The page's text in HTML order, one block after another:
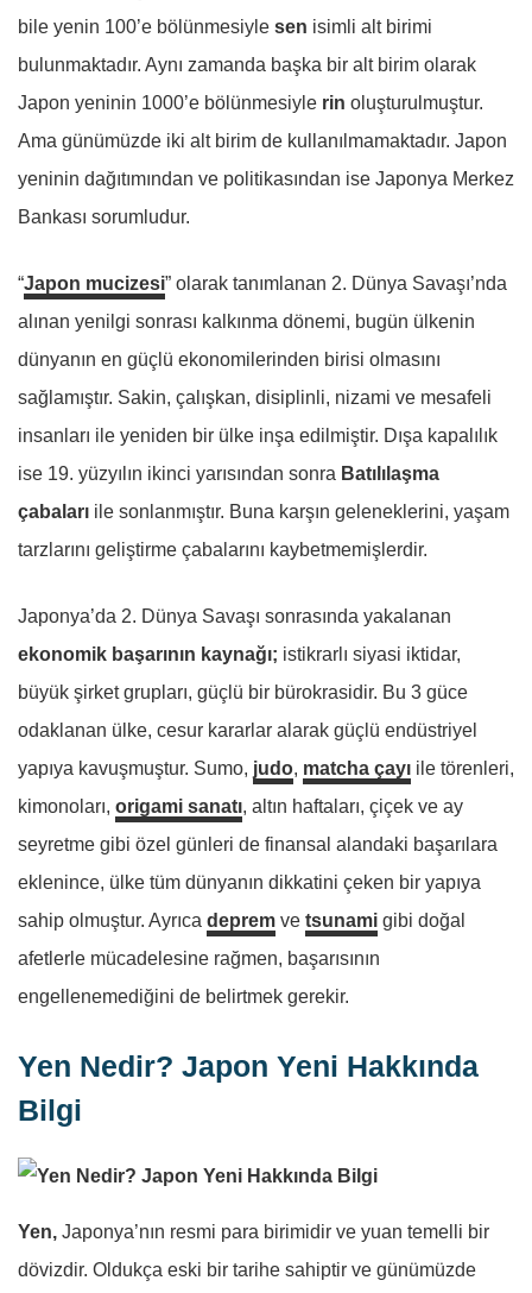
bile yenin 100’e bölünmesiyle sen isimli alt birimi
bulunmaktadır. Aynı zamanda başka bir alt birim olarak
Japon yeninin 1000’e bölünmesiyle rin oluşturulmuştur.
Ama günümüzde iki alt birim de kullanılmamaktadır. Japon
yeninin dağıtımından ve politikasından ise Japonya Merkez
Bankası sorumludur.
“Japon mucizesi” olarak tanımlanan 2. Dünya Savaşı’nda
alınan yenilgi sonrası kalkınma dönemi, bugün ülkenin
dünyanın en güçlü ekonomilerinden birisi olmasını
sağlamıştır. Sakin, çalışkan, disiplinli, nizami ve mesafeli
insanları ile yeniden bir ülke inşa edilmiştir. Dışa kapalılık
ise 19. yüzyılın ikinci yarısından sonra Batılılaşma
çabaları ile sonlanmıştır. Buna karşın geleneklerini, yaşam
tarzlarını geliştirme çabalarını kaybetmemişlerdir.
Japonya’da 2. Dünya Savaşı sonrasında yakalanan
ekonomik başarının kaynağı; istikrarlı siyasi iktidar,
büyük şirket grupları, güçlü bir bürokrasidir. Bu 3 güce
odaklanan ülke, cesur kararlar alarak güçlü endüstriyel
yapıya kavuşmuştur. Sumo, judo, matcha çayı ile törenleri,
kimonoları, origami sanatı, altın haftaları, çiçek ve ay
seyretme gibi özel günleri de finansal alandaki başarılara
eklenince, ülke tüm dünyanın dikkatini çeken bir yapıya
sahip olmuştur. Ayrıca deprem ve tsunami gibi doğal
afetlerle mücadelesine rağmen, başarısının
engellenemediğini de belirtmek gerekir.
Yen Nedir? Japon Yeni Hakkında
Bilgi
Yen, Japonya’nın resmi para birimidir ve yuan temelli bir
dövizdir. Oldukça eski bir tarihe sahiptir ve günümüzde